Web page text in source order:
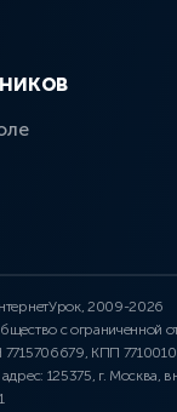
2009-2026
с ограниченной
КПП
125375, г. Москва,